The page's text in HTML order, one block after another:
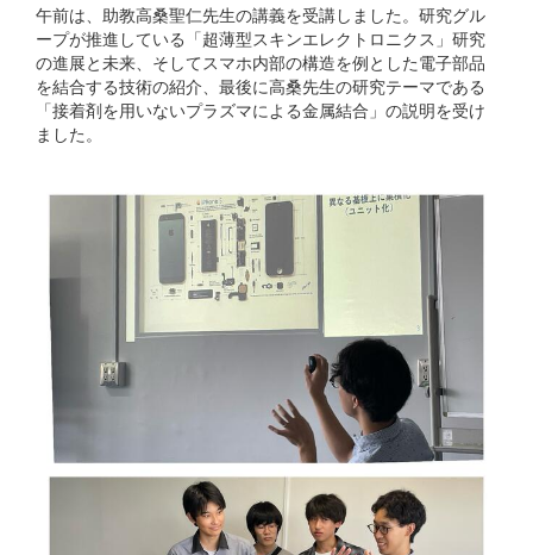
午前は、助教高桑聖仁先生の講義を受講しました。研究グル
ープが推進している「超薄型スキンエレクトロニクス」研究
の進展と未来、そしてスマホ内部の構造を例とした電子部品
を結合する技術の紹介、最後に高桑先生の研究テーマである
「接着剤を用いないプラズマによる金属結合」の説明を受け
ました。